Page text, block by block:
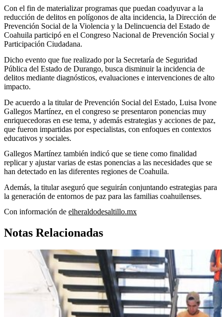
Con el fin de materializar programas que puedan coadyuvar a la
reducción de delitos en polígonos de alta incidencia, la Dirección de
Prevención Social de la Violencia y la Delincuencia del Estado de
Coahuila participó en el Congreso Nacional de Prevención Social y
Participación Ciudadana.
Dicho evento que fue realizado por la Secretaría de Seguridad
Pública del Estado de Durango, busca disminuir la incidencia de
delitos mediante diagnósticos, evaluaciones e intervenciones de alto
impacto.
De acuerdo a la titular de Prevención Social del Estado, Luisa Ivone
Gallegos Martínez, en el congreso se presentaron ponencias muy
enriquecedoras en ese tema, y además estrategias y acciones de paz,
que fueron impartidas por especialistas, con enfoques en contextos
educativos y sociales.
Gallegos Martínez también indicó que se tiene como finalidad
replicar y ajustar varias de estas ponencias a las necesidades que se
han detectado en las diferentes regiones de Coahuila.
Además, la titular aseguró que seguirán conjuntando estrategias para
la generación de entornos de paz para las familias coahuilenses.
Con información de elheraldodesaltillo.mx
Notas Relacionadas